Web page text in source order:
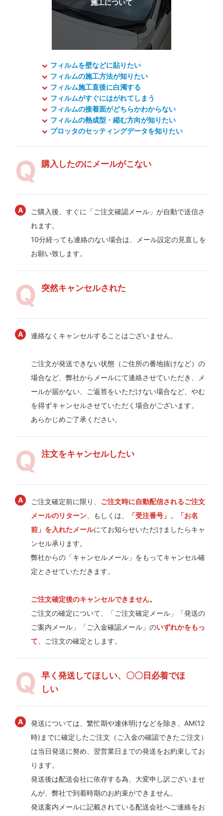
フィルムを壁などに貼りたい
フィルムの施工方法が知りたい
フィルム施工直後に白濁する
フィルムがすぐにはがれてしまう
フィルムの接着面がどちらかわからない
フィルムの熱成型・縮む方向が知りたい
プロッタのセッティングデータを知りたい
購入したのにメールがこない
ご購入後、すぐに「ご注文確認メール」が自動で送信さ
れます。
10分経っても連絡のない場合は、メール設定の見直しを
お願い致します。
突然キャンセルされた
連絡なくキャンセルすることはございません。
ご注文が発送できない状態（ご住所の番地抜けなど）の
場合など、弊社からメールにて連絡させていただき、メ
ールが届かない、ご返答をいただけない場合など、やむ
を得ずキャンセルさせていただく場合がございます。
あらかじめご了承ください。
注文をキャンセルしたい
ご注文確定前に限り、 ご注文時に自動配信されるご注文
メールのリターン、もしくは、
「受注番号」、「お名
前」を入れたメールにてお知らせいただけましたらキャ
ンセル承ります。
弊社からの「キャンセルメール」をもってキャンセル確
定とさせていただきます。
ご注文確定後のキャンセルできません。
ご注文の確定について、「ご注文確定メール」「発送の
ご案内メール」「ご入金確認メール」のいずれかをもっ
て、ご注文の確定とします。
早く発送してほしい、〇〇日必着でほ
しい
発送については、繁忙期や連休明けなどを除き、AM(12
時)までに確定したご注文（ご入金の確認できたご注文）
は当日発送に努め、翌営業日までの発送をお約束してお
ります。
発送後は配送会社に依存する為、大変申し訳ございませ
んが、弊社で到着時期のお約束ができません。
発送案内メールに記載されている配送会社へご連絡をお